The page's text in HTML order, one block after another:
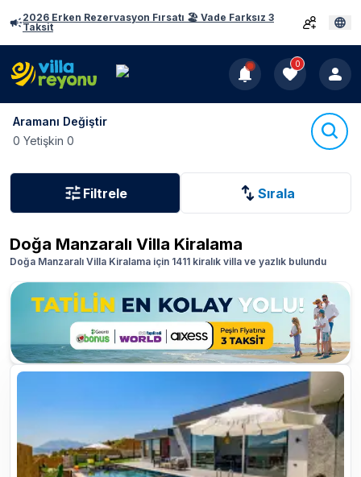
2026 Erken Rezervasyon Fırsatı 🏖️ Vade Farksız 3
Taksit
0
Aramanı Değiştir
0 Yetişkin 0
Filtrele Sırala
Doğa Manzaralı Villa Kiralama
Doğa Manzaralı Villa Kiralama için 1411 kiralık villa ve yazlık bulundu